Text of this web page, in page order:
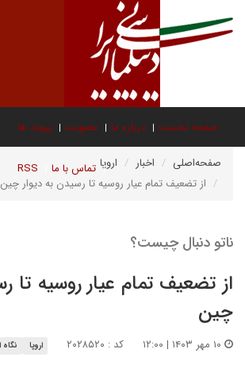
صفحه نخست درباره ما عضویت پیوند ها
تماس با ما RSS صفحه‌اصلی اخبار
اروپا
از تضعیف تمام عیار روسیه تا رسیدن به دیوار چین
ناتو دنبال چیست؟
از تضعیف تمام عیار روسیه تا
چین
کد : ۲۰۲۸۵۲۰ اروپا نگاه